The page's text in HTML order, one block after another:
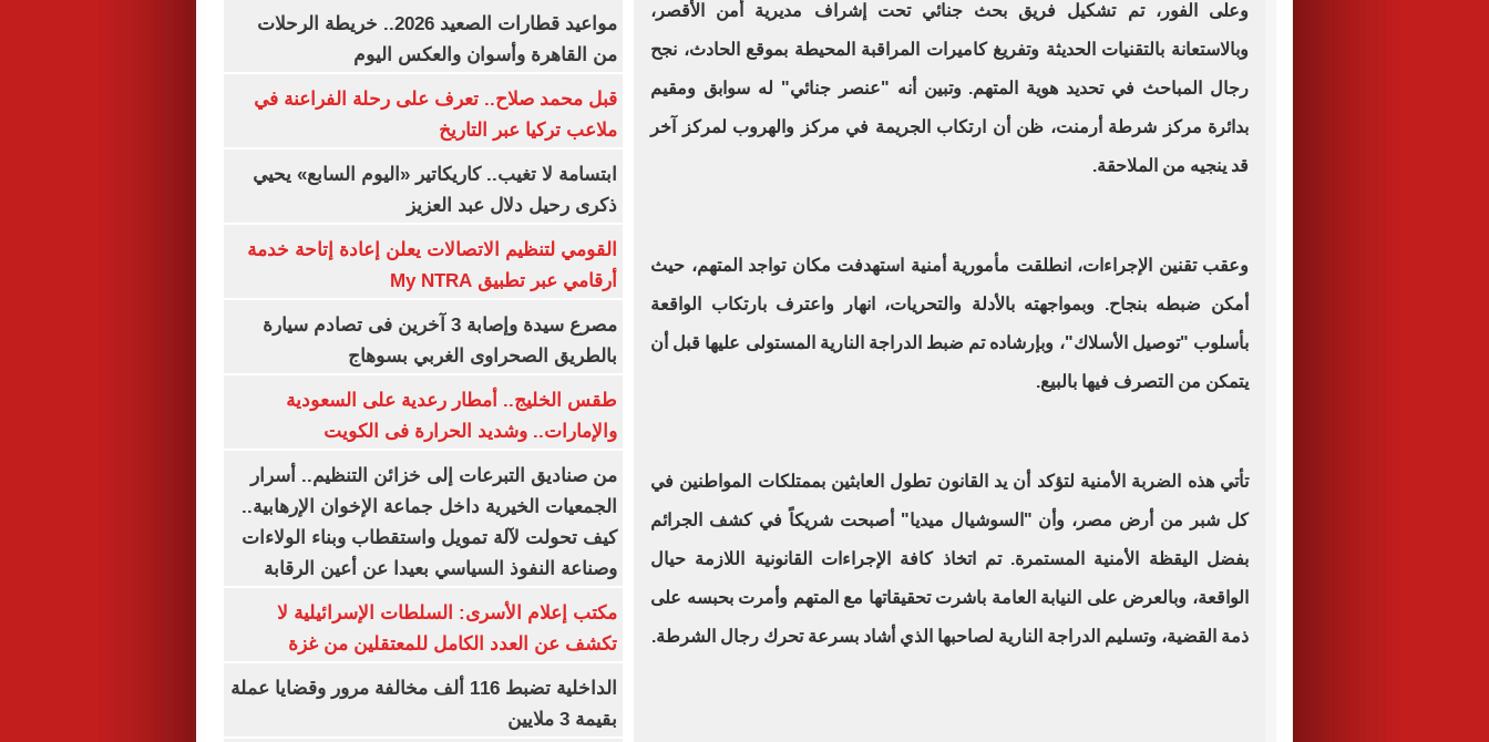
وعلى الفور، تم تشكيل فريق بحث جنائي تحت إشراف مديرية أمن الأقصر،
وبالاستعانة بالتقنيات الحديثة وتفريغ كاميرات المراقبة المحيطة بموقع الحادث، نجح
رجال المباحث في تحديد هوية المتهم. وتبين أنه "عنصر جنائي" له سوابق ومقيم
بدائرة مركز شرطة أرمنت، ظن أن ارتكاب الجريمة في مركز والهروب لمركز آخر
قد ينجيه من الملاحقة.
وعقب تقنين الإجراءات، انطلقت مأمورية أمنية استهدفت مكان تواجد المتهم، حيث
أمكن ضبطه بنجاح. وبمواجهته بالأدلة والتحريات، انهار واعترف بارتكاب الواقعة
بأسلوب "توصيل الأسلاك"، وبإرشاده تم ضبط الدراجة النارية المستولى عليها قبل أن
يتمكن من التصرف فيها بالبيع.
تأتي هذه الضربة الأمنية لتؤكد أن يد القانون تطول العابثين بممتلكات المواطنين في
كل شبر من أرض مصر، وأن "السوشيال ميديا" أصبحت شريكاً في كشف الجرائم
بفضل اليقظة الأمنية المستمرة. تم اتخاذ كافة الإجراءات القانونية اللازمة حيال
الواقعة، وبالعرض على النيابة العامة باشرت تحقيقاتها مع المتهم وأمرت بحبسه على
ذمة القضية، وتسليم الدراجة النارية لصاحبها الذي أشاد بسرعة تحرك رجال الشرطة.
مواعيد قطارات الصعيد 2026.. خريطة الرحلات
من القاهرة وأسوان والعكس اليوم
قبل محمد صلاح.. تعرف على رحلة الفراعنة في
ملاعب تركيا عبر التاريخ
ابتسامة لا تغيب.. كاريكاتير «اليوم السابع» يحيي
ذكرى رحيل دلال عبد العزيز
القومي لتنظيم الاتصالات يعلن إعادة إتاحة خدمة
أرقامي عبر تطبيق My NTRA
مصرع سيدة وإصابة 3 آخرين فى تصادم سيارة
بالطريق الصحراوى الغربي بسوهاج
طقس الخليج.. أمطار رعدية على السعودية
والإمارات.. وشديد الحرارة فى الكويت
من صناديق التبرعات إلى خزائن التنظيم.. أسرار
الجمعيات الخيرية داخل جماعة الإخوان الإرهابية..
كيف تحولت لآلة تمويل واستقطاب وبناء الولاءات
وصناعة النفوذ السياسي بعيدا عن أعين الرقابة
مكتب إعلام الأسرى: السلطات الإسرائيلية لا
تكشف عن العدد الكامل للمعتقلين من غزة
الداخلية تضبط 116 ألف مخالفة مرور وقضايا عملة
بقيمة 3 ملايين